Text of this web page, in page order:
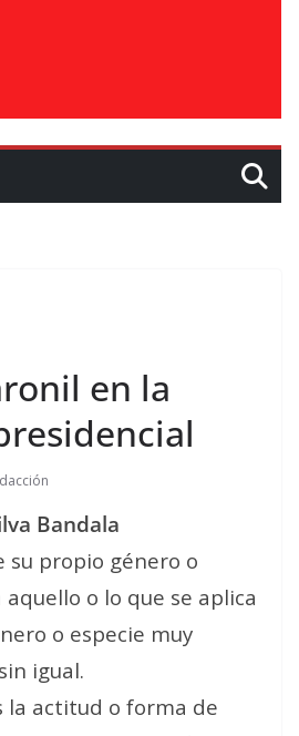
en la
Bandala
su propio género o
o lo que se aplica
o especie muy
igual.
la actitud o forma de